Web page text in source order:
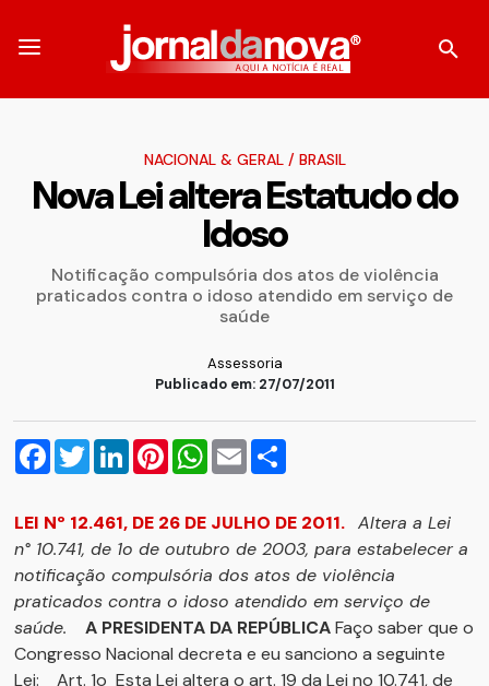
NACIONAL & GERAL/ BRASIL
Nova Lei altera Estatudo do
Idoso
Notificação compulsória dos atos de violência
praticados contra o idoso atendido em serviço de
saúde
Assessoria
Publicado em: 27/07/2011
Facebook
TwitterLinkedInPinterestWhatsApp
Email
LEI Nº 12.461, DE 26 DE JULHO DE 2011. Altera a Lei
n° 10.741, de 1o de outubro de 2003, para estabelecer a
notificação compulsória dos atos de violência
praticados contra o idoso atendido em serviço de
saúde.
A PRESIDENTA DA REPÚBLICAFaço saber que o
Congresso Nacional decreta e eu sanciono a seguinte
Lei: Art. 1o Esta Lei altera o art. 19 da Lei no 10.741, de